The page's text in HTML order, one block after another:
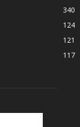
340
124
121
117